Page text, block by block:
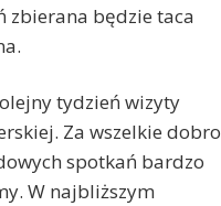
zbierana będzie taca
tydzień wizyty
Za wszelkie dobro
spotkań bardzo
W najbliższym